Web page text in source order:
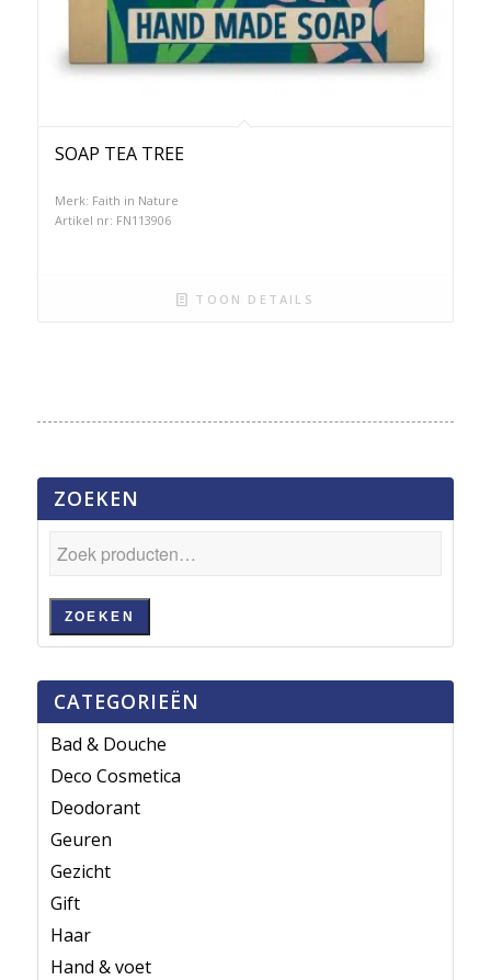
SOAP TEA TREE
Merk: Faith in Nature
Artikel nr: FN113906
TOON DETAILS
ZOEKEN
ZOEKEN
CATEGORIEËN
Bad & Douche
Deco Cosmetica
Deodorant
Geuren
Gezicht
Gift
Haar
Hand & voet